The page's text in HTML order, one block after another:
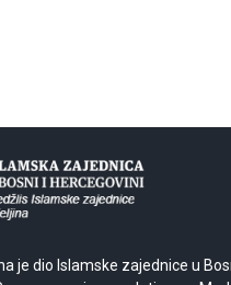
je dio Islamske zajednice u